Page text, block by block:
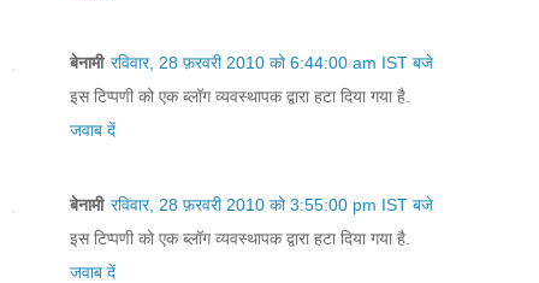
बेनामी रविवार, 28 फ़रवरी 2010 को 6:44:00 am IST बजे
इस टिप्पणी को एक ब्लॉग व्यवस्थापक द्वारा हटा दिया गया है.
जवाब दें
बेनामी रविवार, 28 फ़रवरी 2010 को 3:55:00 pm IST बजे
इस टिप्पणी को एक ब्लॉग व्यवस्थापक द्वारा हटा दिया गया है.
जवाब दें